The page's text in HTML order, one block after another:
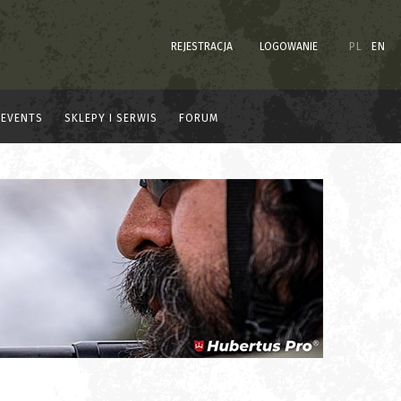
REJESTRACJA LOGOWANIE PL EN
EVENTS SKLEPY I SERWIS FORUM